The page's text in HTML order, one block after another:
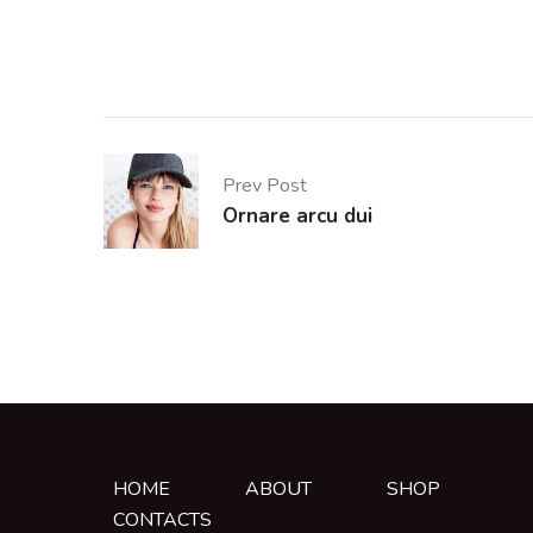
Prev Post
Ornare arcu dui
HOME ABOUT
SHOP
CONTACTS